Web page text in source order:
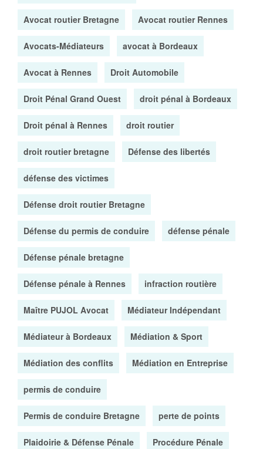
Avocat routier Bretagne Avocat routier Rennes
Avocats-Médiateurs avocat à Bordeaux
Avocat à Rennes Droit Automobile
Droit Pénal Grand Ouest droit pénal à Bordeaux
Droit pénal à Rennes droit routier
droit routier bretagne Défense des libertés
défense des victimes
Défense droit routier Bretagne
Défense du permis de conduire défense pénale
Défense pénale bretagne
Défense pénale à Rennes infraction routière
Maître PUJOL Avocat Médiateur Indépendant
Médiateur à Bordeaux Médiation & Sport
Médiation des conflits Médiation en Entreprise
permis de conduire
Permis de conduire Bretagne perte de points
Plaidoirie & Défense Pénale Procédure Pénale